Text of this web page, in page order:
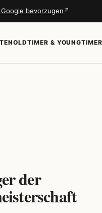
bevorzugen ↗
OLDTIMER &
der